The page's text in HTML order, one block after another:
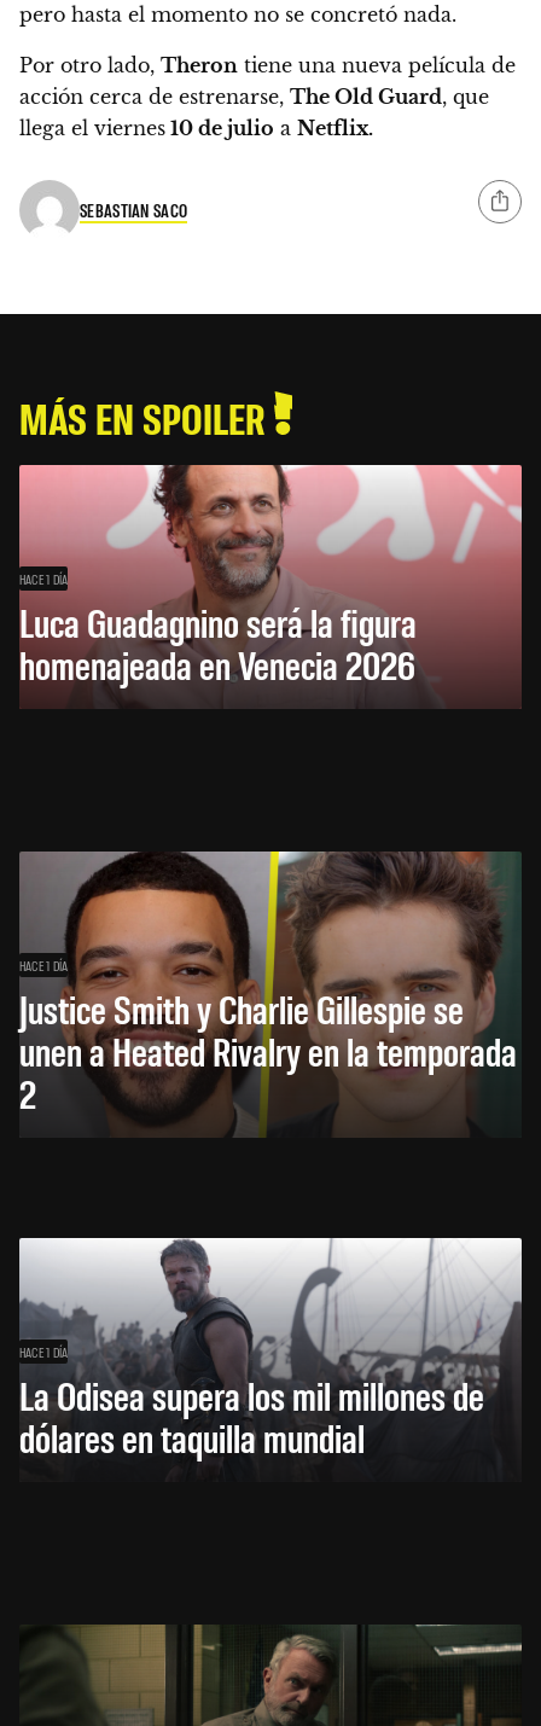
pero hasta el momento no se concretó nada.
Por otro lado, Theron tiene una nueva película de
acción cerca de estrenarse, The Old Guard, que
llega el viernes 10 de julio a Netflix.
SEBASTIAN SACO
MÁS EN SPOILER
HACE 1 DÍA
Luca Guadagnino será la figura
homenajeada en Venecia 2026
HACE 1 DÍA
Justice Smith y Charlie Gillespie se
unen a Heated Rivalry en la temporada
2
HACE 1 DÍA
La Odisea supera los mil millones de
dólares en taquilla mundial